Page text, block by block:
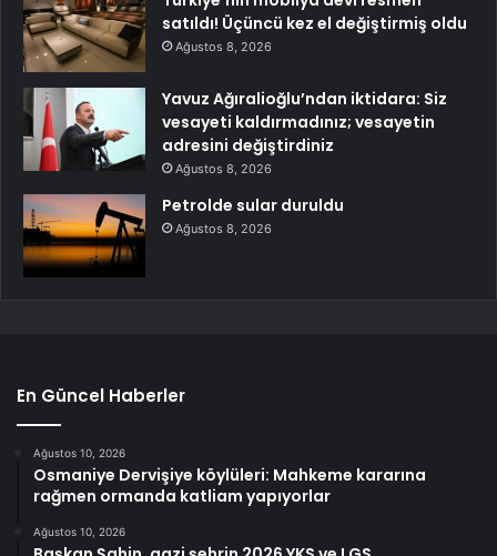
satıldı! Üçüncü kez el değiştirmiş oldu
Ağustos 8, 2026
Yavuz Ağıralioğlu’ndan iktidara: Siz
vesayeti kaldırmadınız; vesayetin
adresini değiştirdiniz
Ağustos 8, 2026
Petrolde sular duruldu
Ağustos 8, 2026
En Güncel Haberler
Ağustos 10, 2026
Osmaniye Dervişiye köylüleri: Mahkeme kararına
rağmen ormanda katliam yapıyorlar
Ağustos 10, 2026